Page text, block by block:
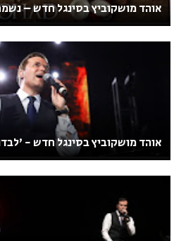
אוהד מושקוביץ בסינגל חדש –
אוהד מושקוביץ בסינגל חדש -